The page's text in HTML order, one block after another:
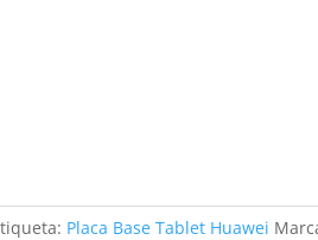
Placa Base Tablet Huawei